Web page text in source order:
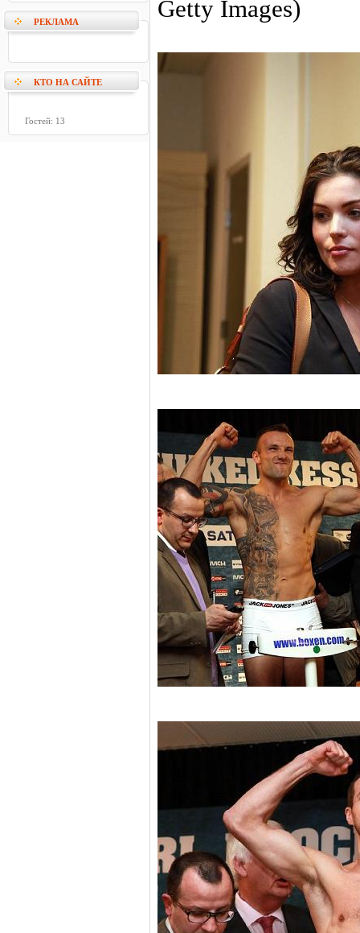
РЕКЛАМА
КТО НА САЙТЕ
Гостей: 13
Getty Images)